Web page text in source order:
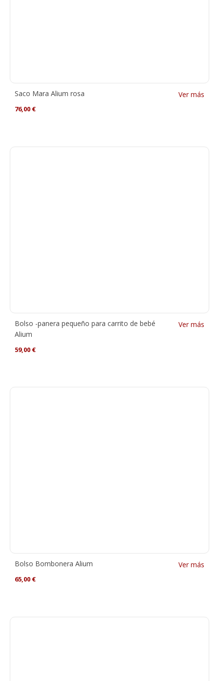
Saco Mara Alium rosa
76,00 €
Ver más
Bolso -panera pequeño para carrito de bebé
Alium
59,00 €
Ver más
Bolso Bombonera Alium
65,00 €
Ver más